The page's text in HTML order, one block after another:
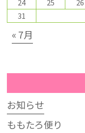
24 25 26
31
« 7月
お知らせ
ももたろ便り